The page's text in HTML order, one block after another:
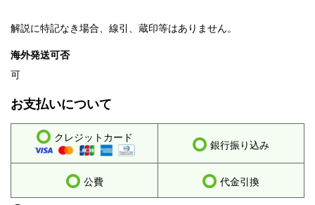
解説に特記なき場合、線引、蔵印等はありません。
海外発送可否
可
お支払いについて
クレジットカード
銀行振り込み
公費 代金引換